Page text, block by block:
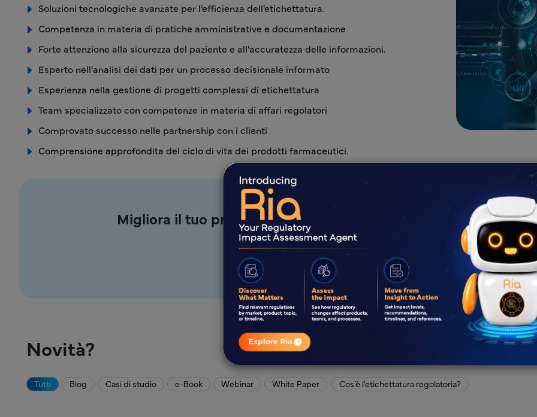
Soluzioni tecnologiche avanzate per l'efficienza dell'etichettatura.
Competenza in materia di pratiche amministrative e documentazione
Forte attenzione alla sicurezza del paziente e all'accuratezza delle informazioni.
Esperto nell'analisi dei dati per un processo decisionale informato
Esperienza nella gestione di progetti complessi di etichettatura
Team specializzato con competenze in materia di affari regolatori
Comprovato successo nelle partnership con i clienti
Comprensione approfondita del ciclo di vita dei prodotti farmaceutici.
Migliora il tuo processo di etichettatura con la consulenza
Novità?
Tutti Blog Casi di studio e-Book Webinar White Paper Cos'è l'etichettatura regolatoria?